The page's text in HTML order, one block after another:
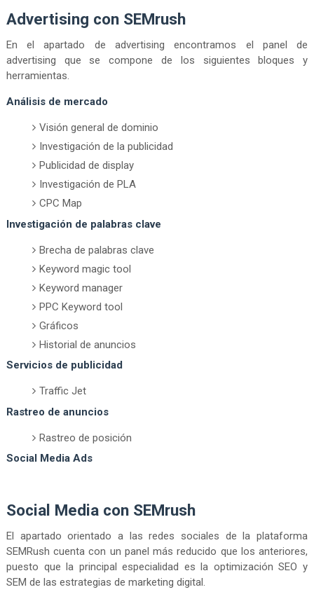
Advertising con SEMrush
En el apartado de advertising encontramos el panel de
advertising que se compone de los siguientes bloques y
herramientas.
Análisis de mercado
Visión general de dominio
Investigación de la publicidad
Publicidad de display
Investigación de PLA
CPC Map
Investigación de palabras clave
Brecha de palabras clave
Keyword magic tool
Keyword manager
PPC Keyword tool
Gráficos
Historial de anuncios
Servicios de publicidad
Traffic Jet
Rastreo de anuncios
Rastreo de posición
Social Media Ads
Social Media con SEMrush
El apartado orientado a las redes sociales de la plataforma
SEMRush cuenta con un panel más reducido que los anteriores,
puesto que la principal especialidad es la optimización SEO y
SEM de las estrategias de marketing digital.